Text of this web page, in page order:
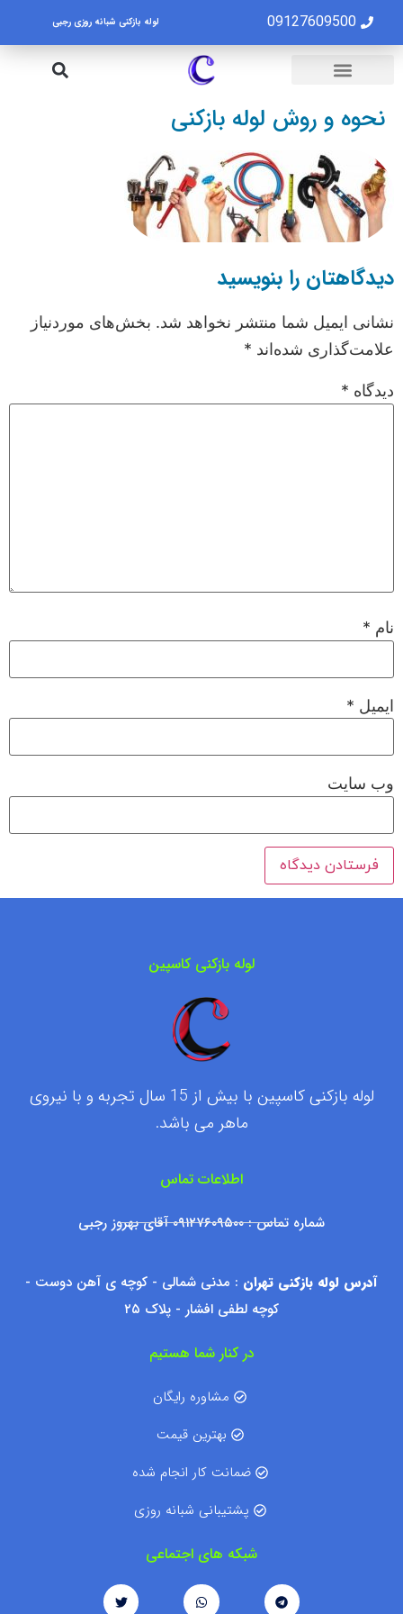
09127609500 لوله بازکنی شبانه روزی رجبی
نحوه و روش لوله بازکنی
دیدگاهتان را بنویسید
نشانی ایمیل شما منتشر نخواهد شد. بخش‌های موردنیاز
علامت‌گذاری شده‌اند *
دیدگاه *
نام *
ایمیل *
وب‌ سایت
لوله بازکنی کاسپین
لوله بازکنی کاسپین با بیش از 15 سال تجربه و با نیروی
ماهر می باشد.
اطلاعات تماس
شماره تماس : ۰۹۱۲۷۶۰۹۵۰۰ آقای بهروز رجبی
آدرس لوله بازکنی تهران : مدنی شمالی - کوچه ی آهن دوست -
کوچه لطفی افشار - پلاک ۲۵
در کنار شما هستیم
مشاوره رایگان
بهترین قیمت
ضمانت کار انجام شده
پشتیبانی شبانه روزی
شبکه های اجتماعی